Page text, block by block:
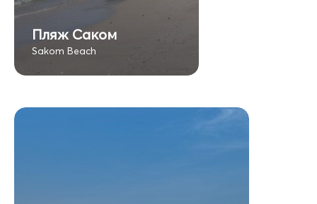
Пляж Саком
Sakom Beach